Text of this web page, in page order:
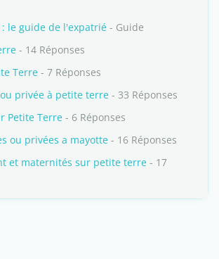
le guide de l'expatrié - Guide
- 14 Réponses
Terre - 7 Réponses
privée à petite terre - 33 Réponses
Petite Terre - 6 Réponses
ou privées a mayotte - 16 Réponses
et maternités sur petite terre - 17